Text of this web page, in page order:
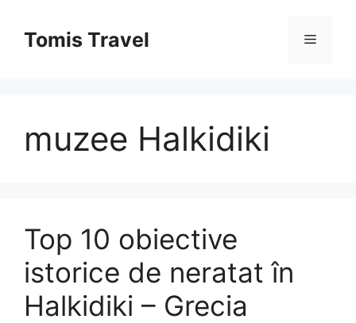
conținutTomis Travel Meniu
muzee Halkidiki
Top 10 obiective
istorice de neratat în
Halkidiki – Grecia